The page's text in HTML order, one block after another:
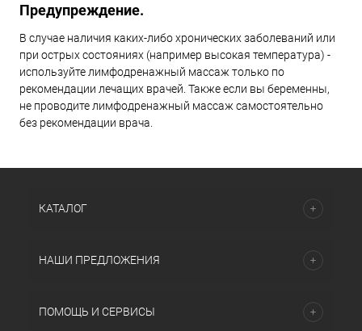
Предупреждение.
В случае наличия каких-либо хронических заболеваний или
при острых состояниях (например высокая температура) -
используйте лимфодренажный массаж только по
рекомендации лечащих врачей. Также если вы беременны,
не проводите лимфодренажный массаж самостоятельно
без рекомендации врача.
КАТАЛОГ
НАШИ ПРЕДЛОЖЕНИЯ
ПОМОЩЬ И СЕРВИСЫ